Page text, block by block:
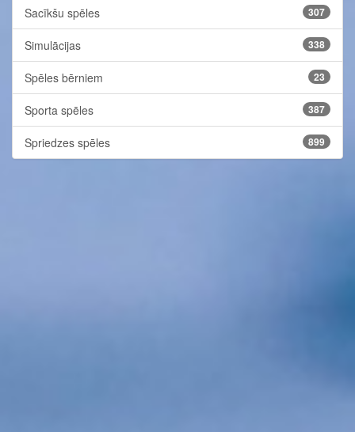
Sacīkšu spēles 307
Simulācijas 338
Spēles bērniem 23
Sporta spēles 387
Spriedzes spēles 899